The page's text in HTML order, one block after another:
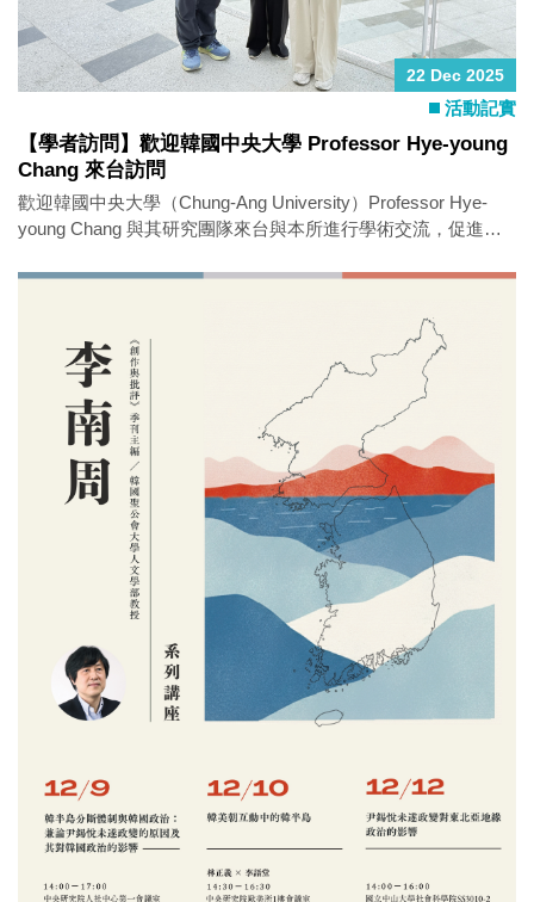
22 Dec 2025
活動記實
【學者訪問】歡迎韓國中央大學 Professor Hye-young
Chang 來台訪問
歡迎韓國中央大學（Chung-Ang University）Professor Hye-
young Chang 與其研究團隊來台與本所進行學術交流，促進跨